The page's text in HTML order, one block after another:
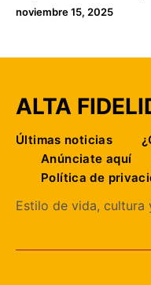
noviembre 15, 2025
ALTA
Últimas noticias
Anúnciate aquí
Política de
Estilo de vida, cultura